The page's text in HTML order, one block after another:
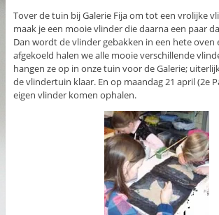
Tover de tuin bij Galerie Fija om tot een vrolijke
maak je een mooie vlinder die daarna een paar
Dan wordt de vlinder gebakken in een hete oven
afgekoeld halen we alle mooie verschillende
hangen ze op in onze tuin voor de Galerie;
de vlindertuin klaar. En op maandag 21 april (2e
eigen vlinder komen ophalen.